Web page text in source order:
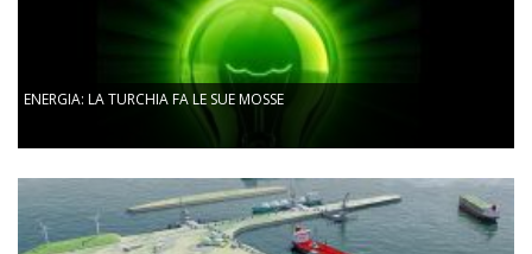
ENERGIA: LA TURCHIA FA LE SUE MOSSE